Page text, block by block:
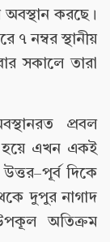
করছে।
৭ নম্বর স্থানীয়
সকালে তারা
প্রবল
হয়ে এখন একই
দিকে
দুপুর নাগাদ
অতিক্রম